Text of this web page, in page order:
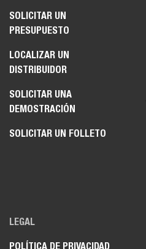
SOLICITAR UN
PRESUPUESTO
LOCALIZAR UN
DISTRIBUIDOR
SOLICITAR UNA
DEMOSTRACIÓN
SOLICITAR UN FOLLETO
LEGAL
POLÍTICA DE PRIVACIDAD